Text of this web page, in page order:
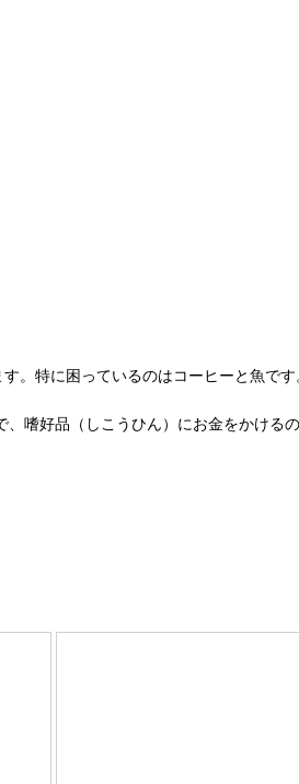
。特に困っているのはコーヒーと魚です
嗜好品（しこうひん）にお金をかける